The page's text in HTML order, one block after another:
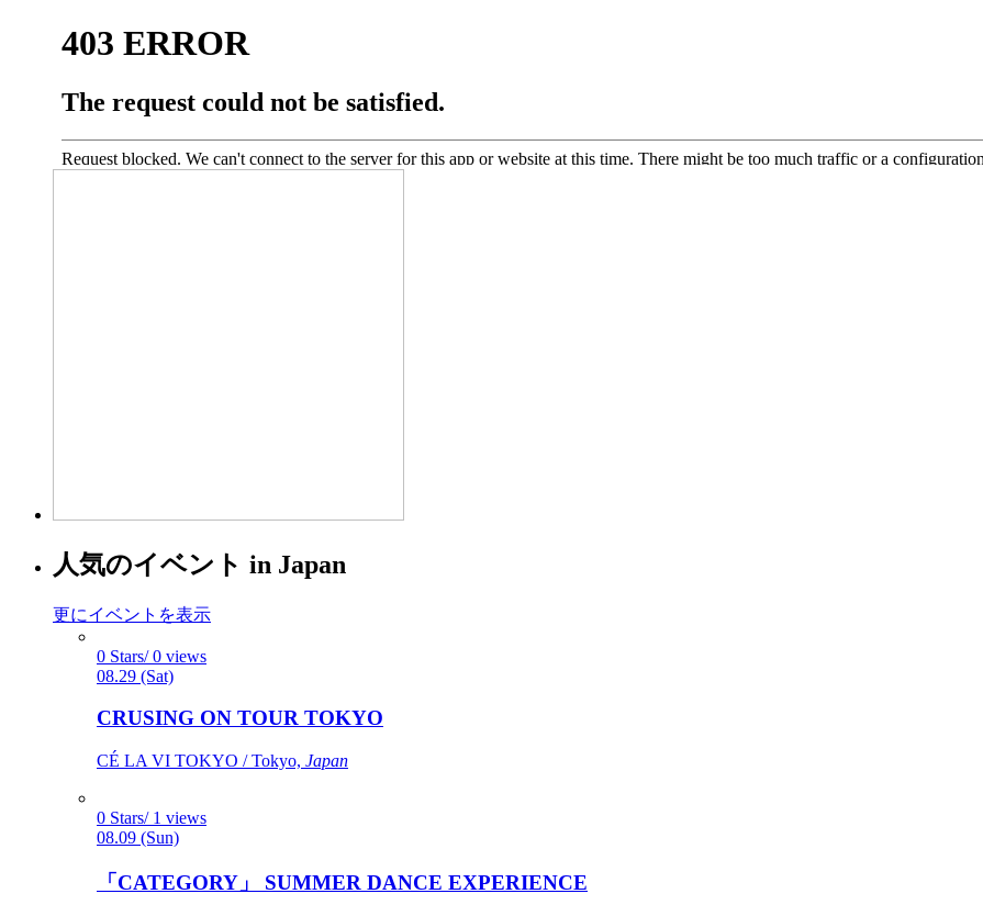
人気のイベント in Japan
更にイベントを表示
0 Stars/ 0 views
08.29 (Sat)
CRUSING ON TOUR TOKYO
CÉ LA VI TOKYO / Tokyo, Japan
0 Stars/ 1 views
08.09 (Sun)
「CATEGORY」 SUMMER DANCE EXPERIENCE